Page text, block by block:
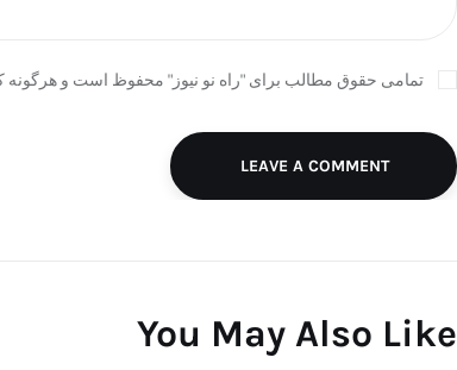
تمامی حقوق مطالب برای "راه نو نیوز" محفوظ است و هرگونه
LEAVE A COMMENT
You May Also Like